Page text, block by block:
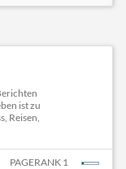
ist zu
Reisen,
PAGERANK 1